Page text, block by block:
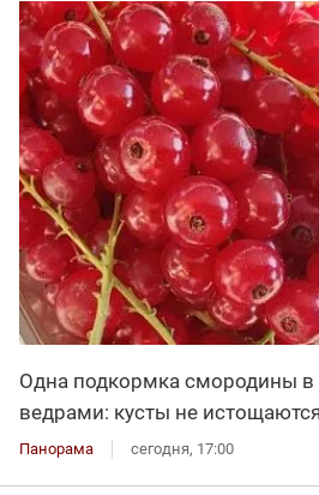
Одна подкормка смородины в
ведрами: кусты не истощаются
Панорама сегодня, 17:00